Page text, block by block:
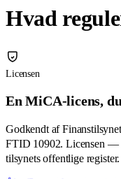
Hvad
Licensen
En MiCA-licens,
Godkendt af
FTID 10902. Licensen
tilsynets offentlige register.